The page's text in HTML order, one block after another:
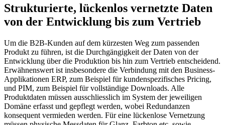
Strukturierte, lückenlos vernetzte Daten
von der Entwicklung bis zum Vertrieb
Um die B2B-Kunden auf dem kürzesten Weg zum passenden
Produkt zu führen, ist die Durchgängigkeit der Daten von der
Entwicklung über die Produktion bis hin zum Vertrieb entscheidend.
Erwähnenswert ist insbesondere die Verbindung mit den Business-
Applikationen ERP, zum Beispiel für kundenspezifisches Pricing,
und PIM, zum Beispiel für vollständige Downloads. Alle
Produktdaten müssen ausschliesslich im System der jeweiligen
Domäne erfasst und gepflegt werden, wobei Redundanzen
konsequent vermieden werden. Für eine lückenlose Vernetzung